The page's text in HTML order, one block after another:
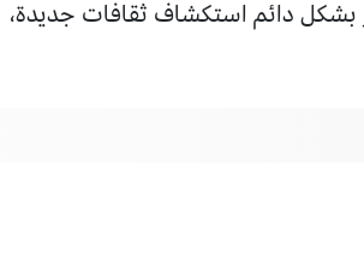
بشكل دائم استكشاف ثقافات جديدة،